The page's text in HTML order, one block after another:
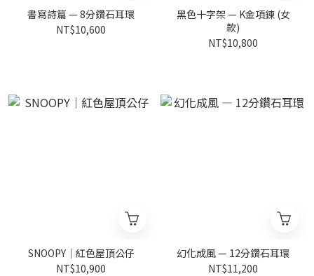
書寫詩篇 — 8分鑽石耳環
NT$10,600
黑色十字架 — K金項鍊 (女
款)
NT$10,800
SNOOPY｜紅色屋頂公仔
NT$10,900
幻化成風 — 12分鑽石耳環
NT$11,200